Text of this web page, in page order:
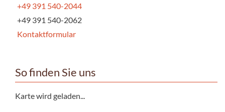
+49 391 540-2044
+49 391 540-2062
Kontaktformular
So finden Sie uns
Karte wird geladen...